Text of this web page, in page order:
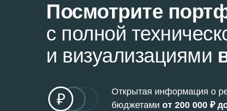
Посмотрите
с полной
и визуализациями
₽
Открытая информация о
бюджетами от 200 000 ₽